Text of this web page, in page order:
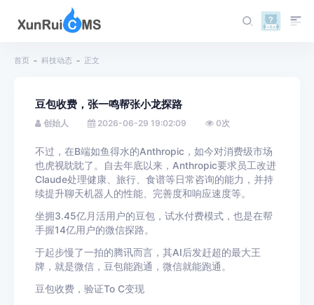
首页 科技动态 正文
豆包收费，张一鸣帮张小龙探路
创始人 2026-06-29 19:02:09 0次
不过，在B端如鱼得水的Anthropic，如今对消费级市场
也虎视眈眈了。自去年底以来，Anthropic要求员工改进
Claude处理健康、旅行、食谱等日常咨询的能力，并持
续提升聊天机器人的性能、完善度和响应速度等。
坐拥3.45亿月活用户的豆包，试水付费模式，也是在帮
手握14亿用户的微信探路。
于起步慢了一拍的腾讯而言，其AI后发赶超的最大王
牌，就是微信，豆包能跑通，微信就能跑通。
豆包收费，验证To C变现